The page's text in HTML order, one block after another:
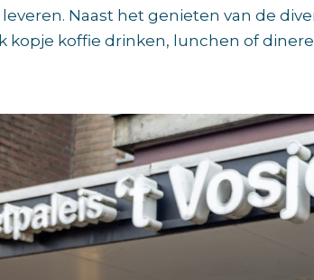
Naast het genieten van de
kopje koffie drinken, lunchen of